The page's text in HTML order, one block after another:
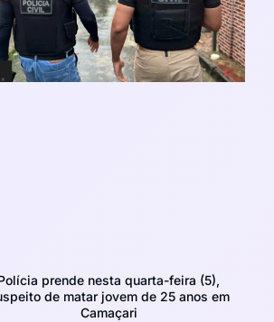
prende nesta quarta-feira (5),
de matar jovem de 25 anos em
Camaçari